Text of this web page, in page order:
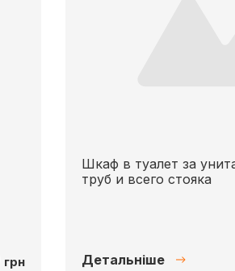
грн
Шкаф в туалет за
труб и всего стояка
Детальніше